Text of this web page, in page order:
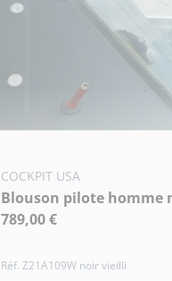
40 US / M 42 US / L
COCKPIT USA
Blouson pilote homme
789,00 €
Réf. Z21A109W noir vieilli